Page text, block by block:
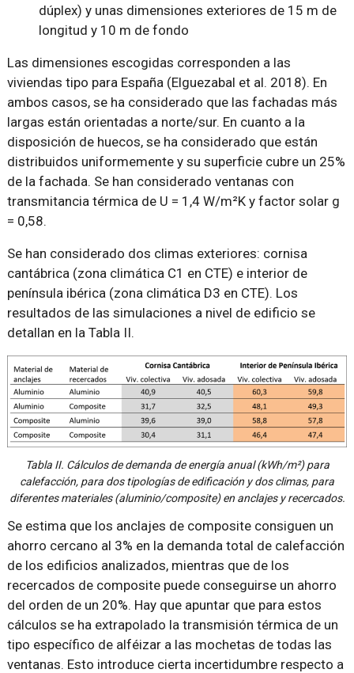
dúplex) y unas dimensiones exteriores de 15 m de
longitud y 10 m de fondo
Las dimensiones escogidas corresponden a las
viviendas tipo para España (Elguezabal et al. 2018). En
ambos casos, se ha considerado que las fachadas más
largas están orientadas a norte/sur. En cuanto a la
disposición de huecos, se ha considerado que están
distribuidos uniformemente y su superficie cubre un 25%
de la fachada. Se han considerado ventanas con
transmitancia térmica de U = 1,4 W/m²K y factor solar g
= 0,58.
Se han considerado dos climas exteriores: cornisa
cantábrica (zona climática C1 en CTE) e interior de
península ibérica (zona climática D3 en CTE). Los
resultados de las simulaciones a nivel de edificio se
detallan en la Tabla II.
Tabla II. Cálculos de demanda de energía anual (kWh/m²) para
calefacción, para dos tipologías de edificación y dos climas, para
diferentes materiales (aluminio/composite) en anclajes y recercados.
Se estima que los anclajes de composite consiguen un
ahorro cercano al 3% en la demanda total de calefacción
de los edificios analizados, mientras que de los
recercados de composite puede conseguirse un ahorro
del orden de un 20%. Hay que apuntar que para estos
cálculos se ha extrapolado la transmisión térmica de un
tipo específico de alféizar a las mochetas de todas las
ventanas. Esto introduce cierta incertidumbre respecto a